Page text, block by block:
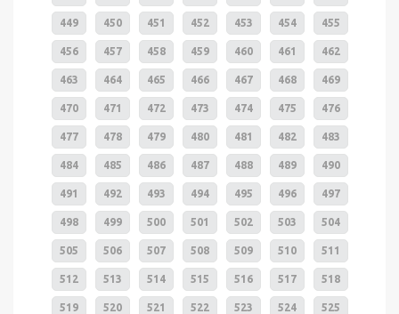
449 450 451 452 453 454 455
456 457 458 459 460 461 462
463 464 465 466 467 468 469
470 471 472 473 474 475 476
477 478 479 480 481 482 483
484 485 486 487 488 489 490
491 492 493 494 495 496 497
498 499 500 501 502 503 504
505 506 507 508 509 510 511
512 513 514 515 516 517 518
519 520 521 522 523 524 525